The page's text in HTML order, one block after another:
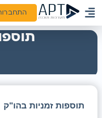
תוספות זמניות בהו"ק